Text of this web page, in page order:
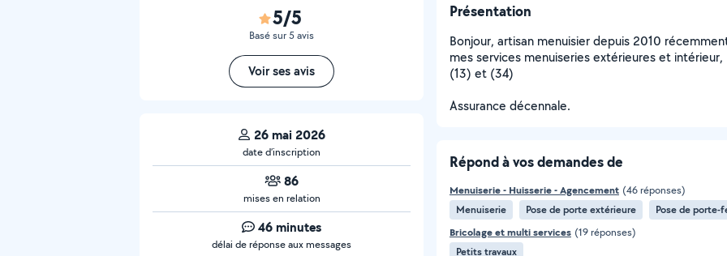
5/5
Basé sur 5 avis
Voir ses avis
26 mai 2026
date d’inscription
86
mises en relation
46 minutes
délai de réponse aux messages
Présentation
Bonjour, artisan menuisier depuis 2010
mes services menuiseries extérieures et
(13) et (34)
Assurance décennale.
Répond à vos demandes de
Menuiserie - Huisserie - Agencement (46 réponses)
Menuiserie
Pose de porte extérieure
Pose de porte-
Bricolage et multi services (19 réponses)
Petits travaux